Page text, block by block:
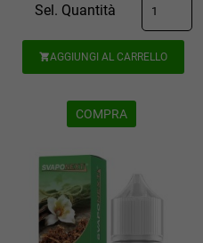
Sel. Quantità
AGGIUNGI AL CARRELLO
COMPRA